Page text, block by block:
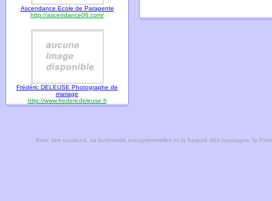
Ascendance Ecole de Parapente
http://ascendance06.com/
Frédéric DELEUSE Photographe de
mariage
http://www.fredericdeleuse.fr
Avec ses couleurs, sa luminosité exceptionnelles et la beauté des paysages, la